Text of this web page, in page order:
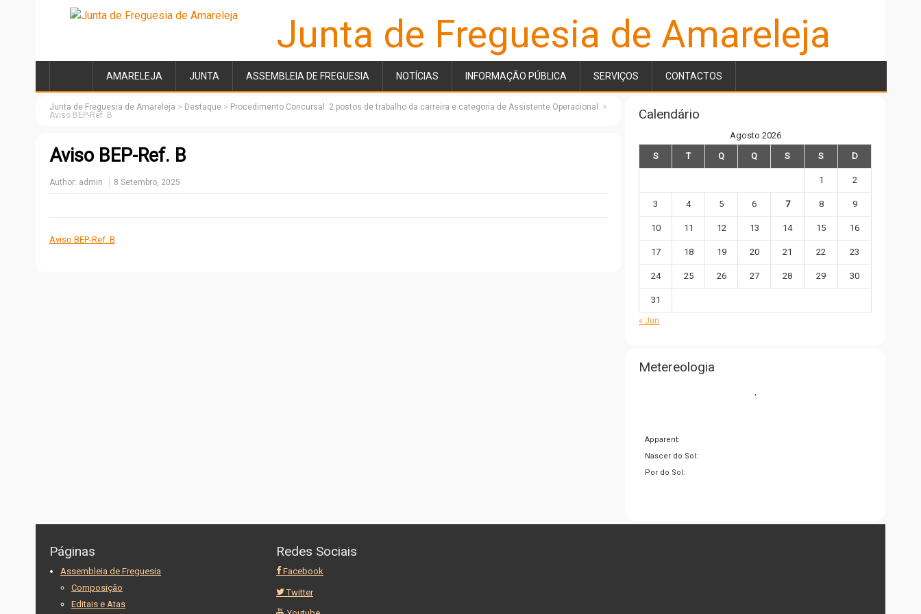
Junta de Freguesia de Amareleja
AMARELEJA JUNTA ASSEMBLEIA DE FREGUESIA NOTÍCIAS INFORMAÇÃO PÚBLICA SERVIÇOS CONTACTOS
Junta de Freguesia de Amareleja > Destaque > Procedimento Concursal: 2 postos de trabalho da carreira e categoria de Assistente Operacional. >
Aviso BEP-Ref. B
Aviso BEP-Ref. B
Author: admin 8 Setembro, 2025
Aviso BEP-Ref. B
Calendário
Agosto 2026
S
T Q Q S S D
1 2
3 4 5 6 7 8 9
10 11 12 13 14 15 16
17 18 19 20 21 22 23
24 25 26 27 28 29 30
31
« Jun
Metereologia
,
Apparent:
Nascer do Sol:
Por do Sol:
Páginas
Assembleia de Freguesia
Composição
Editais e Atas
Redes Sociais
Facebook
Twitter